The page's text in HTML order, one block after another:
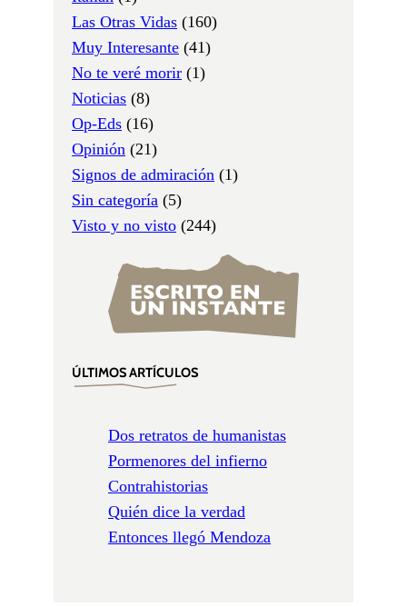
Las Otras Vidas (160)
Muy Interesante (41)
No te veré morir (1)
Noticias (8)
Op-Eds (16)
Opinión (21)
Signos de admiración (1)
Sin categoría (5)
Visto y no visto (244)
ÚLTIMOS ARTÍCULOS
Dos retratos de humanistas
Pormenores del infierno
Contrahistorias
Quién dice la verdad
Entonces llegó Mendoza